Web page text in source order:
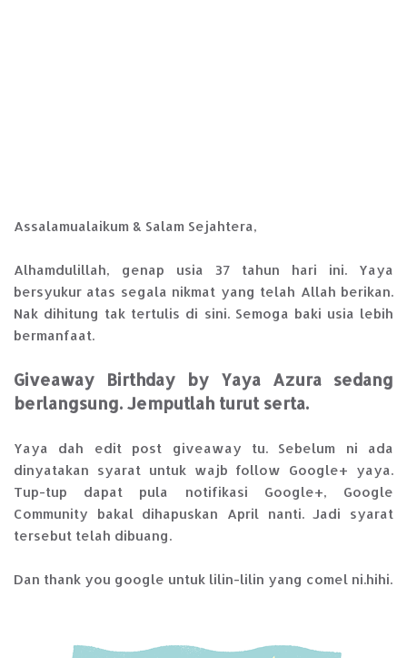
Assalamualaikum & Salam Sejahtera,
Alhamdulillah, genap usia 37 tahun hari ini. Yaya
bersyukur atas segala nikmat yang telah Allah berikan.
Nak dihitung tak tertulis di sini. Semoga baki usia lebih
bermanfaat.
Giveaway Birthday by Yaya Azura sedang
berlangsung. Jemputlah turut serta.
Yaya dah edit post giveaway tu. Sebelum ni ada
dinyatakan syarat untuk wajb follow Google+ yaya.
Tup-tup dapat pula notifikasi Google+, Google
Community bakal dihapuskan April nanti. Jadi syarat
tersebut telah dibuang.
Dan thank you google untuk lilin-lilin yang comel ni.hihi.